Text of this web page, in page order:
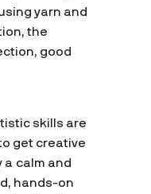
yarn and
the
good
skills are
get creative
a calm and
hands-on